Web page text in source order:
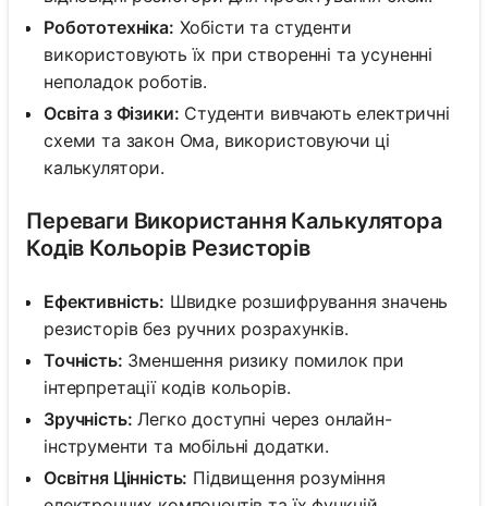
Робототехніка: Хобісти та студенти
використовують їх при створенні та усуненні
неполадок роботів.
Освіта з Фізики: Студенти вивчають електричні
схеми та закон Ома, використовуючи ці
калькулятори.
Переваги Використання Калькулятора
Кодів Кольорів Резисторів
Ефективність: Швидке розшифрування значень
резисторів без ручних розрахунків.
Точність: Зменшення ризику помилок при
інтерпретації кодів кольорів.
Зручність: Легко доступні через онлайн-
інструменти та мобільні додатки.
Освітня Цінність: Підвищення розуміння